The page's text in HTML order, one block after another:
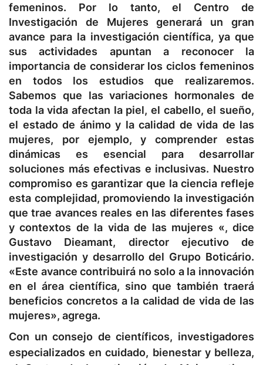
femeninos. Por lo tanto, el Centro de
Investigación de Mujeres generará un gran
avance para la investigación científica, ya que
sus actividades apuntan a reconocer la
importancia de considerar los ciclos femeninos
en todos los estudios que realizaremos.
Sabemos que las variaciones hormonales de
toda la vida afectan la piel, el cabello, el sueño,
el estado de ánimo y la calidad de vida de las
mujeres, por ejemplo, y comprender estas
dinámicas es esencial para desarrollar
soluciones más efectivas e inclusivas. Nuestro
compromiso es garantizar que la ciencia refleje
esta complejidad, promoviendo la investigación
que trae avances reales en las diferentes fases
y contextos de la vida de las mujeres «, dice
Gustavo Dieamant, director ejecutivo de
investigación y desarrollo del Grupo Boticário.
«Este avance contribuirá no solo a la innovación
en el área científica, sino que también traerá
beneficios concretos a la calidad de vida de las
mujeres», agrega.
Con un consejo de científicos, investigadores
especializados en cuidado, bienestar y belleza,